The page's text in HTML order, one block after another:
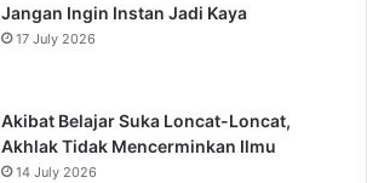
Jangan Ingin Instan Jadi Kaya
17 July 2026
Akibat Belajar Suka Loncat-Loncat,
Akhlak Tidak Mencerminkan Ilmu
14 July 2026